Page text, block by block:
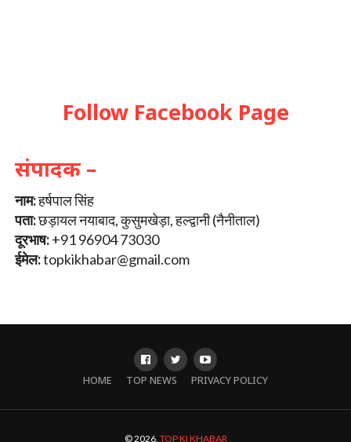
Follow Facebook Page
संपादक –
नाम:हर्षपाल सिंह
पता:छड़ायल नयाबाद, कुसुमखेड़ा, हल्द्वानी (नैनीताल)
दूरभाष:+91 96904 73030
ईमेल:topkikhabar@gmail.com
HOME TOP NEWS PRIVACY POLICY
© 2026, TOP KI KHABAR